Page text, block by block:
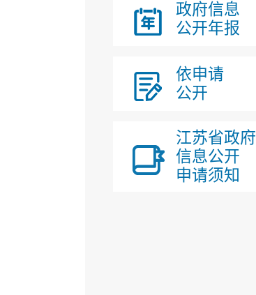
政府信息
公开年报
依申请
公开
江苏省政府
信息公开
申请须知